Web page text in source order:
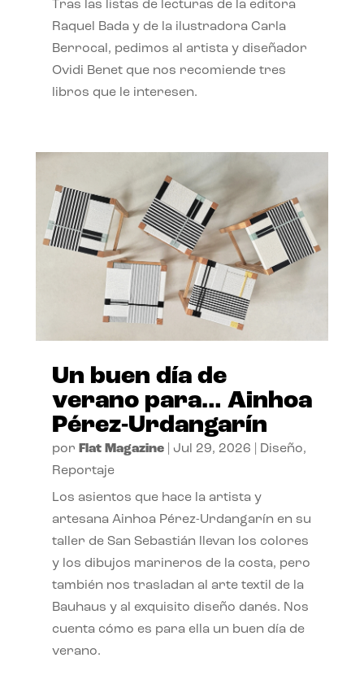
Tras las listas de lecturas de la editora
Raquel Bada y de la ilustradora Carla
Berrocal, pedimos al artista y diseñador
Ovidi Benet que nos recomiende tres
libros que le interesen.
Un buen día de
verano para… Ainhoa
Pérez-Urdangarín
por Flat Magazine| Jul 29, 2026 Diseño,
Reportaje
Los asientos que hace la artista y
artesana Ainhoa Pérez-Urdangarín en su
taller de San Sebastián llevan los colores
y los dibujos marineros de la costa, pero
también nos trasladan al arte textil de la
Bauhaus y al exquisito diseño danés. Nos
cuenta cómo es para ella un buen día de
verano.